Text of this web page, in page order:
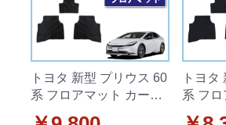
トヨタ 新型 プリウス 60
系 フロアマット カーマ
トヨタ
系 フロ